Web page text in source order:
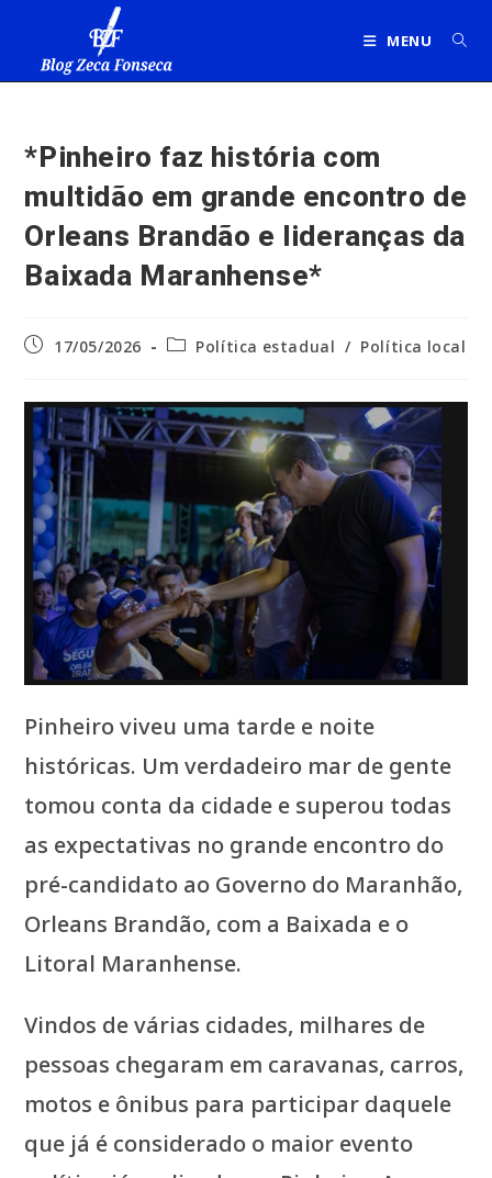
MENU
*Pinheiro faz história com
multidão em grande encontro de
Orleans Brandão e lideranças da
Baixada Maranhense*
Post17/05/2026
Categoria
Política estadual / Política local
Pinheiro viveu uma tarde e noite
históricas. Um verdadeiro mar de gente
tomou conta da cidade e superou todas
as expectativas no grande encontro do
pré-candidato ao Governo do Maranhão,
Orleans Brandão, com a Baixada e o
Litoral Maranhense.
Vindos de várias cidades, milhares de
pessoas chegaram em caravanas, carros,
motos e ônibus para participar daquele
que já é considerado o maior evento